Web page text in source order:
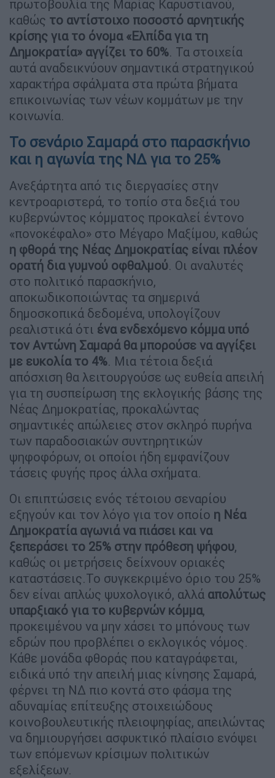
πρωτοβουλία της Μαρίας Καρυστιανού,
καθώς το αντίστοιχο ποσοστό αρνητικής
κρίσης για το όνομα «Ελπίδα για τη
Δημοκρατία» αγγίζει το 60%. Τα στοιχεία
αυτά αναδεικνύουν σημαντικά στρατηγικού
χαρακτήρα σφάλματα στα πρώτα βήματα
επικοινωνίας των νέων κομμάτων με την
κοινωνία.
Το σενάριο Σαμαρά στο παρασκήνιο
και η αγωνία της ΝΔ για το 25%
Ανεξάρτητα από τις διεργασίες στην
κεντροαριστερά, το τοπίο στα δεξιά του
κυβερνώντος κόμματος προκαλεί έντονο
«πονοκέφαλο» στο Μέγαρο Μαξίμου, καθώς
η φθορά της Νέας Δημοκρατίας είναι πλέον
ορατή δια γυμνού οφθαλμού. Οι αναλυτές
στο πολιτικό παρασκήνιο,
αποκωδικοποιώντας τα σημερινά
δημοσκοπικά δεδομένα, υπολογίζουν
ρεαλιστικά ότι ένα ενδεχόμενο κόμμα υπό
τον Αντώνη Σαμαρά θα μπορούσε να αγγίξει
με ευκολία το 4%. Μια τέτοια δεξιά
απόσχιση θα λειτουργούσε ως ευθεία απειλή
για τη συσπείρωση της εκλογικής βάσης της
Νέας Δημοκρατίας, προκαλώντας
σημαντικές απώλειες στον σκληρό πυρήνα
των παραδοσιακών συντηρητικών
ψηφοφόρων, οι οποίοι ήδη εμφανίζουν
τάσεις φυγής προς άλλα σχήματα.
Οι επιπτώσεις ενός τέτοιου σεναρίου
εξηγούν και τον λόγο για τον οποίο η Νέα
Δημοκρατία αγωνιά να πιάσει και να
ξεπεράσει το 25% στην πρόθεση ψήφου,
καθώς οι μετρήσεις δείχνουν οριακές
καταστάσεις.Το συγκεκριμένο όριο του 25%
δεν είναι απλώς ψυχολογικό, αλλά απολύτως
υπαρξιακό για το κυβερνών κόμμα,
προκειμένου να μην χάσει το μπόνους των
εδρών που προβλέπει ο εκλογικός νόμος.
Κάθε μονάδα φθοράς που καταγράφεται,
ειδικά υπό την απειλή μιας κίνησης Σαμαρά,
φέρνει τη ΝΔ πιο κοντά στο φάσμα της
αδυναμίας επίτευξης στοιχειώδους
κοινοβουλευτικής πλειοψηφίας, απειλώντας
να δημιουργήσει ασφυκτικό πλαίσιο ενόψει
των επόμενων κρίσιμων πολιτικών
εξελίξεων.